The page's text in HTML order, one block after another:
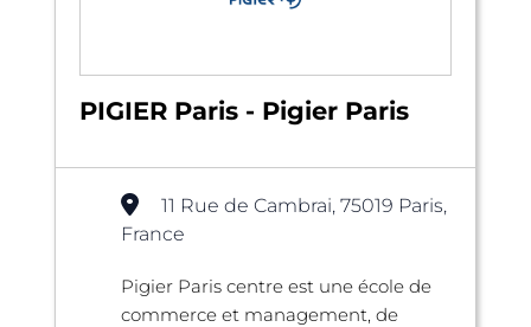
PIGIER Paris - Pigier Paris
11 Rue de Cambrai, 75019 Paris,
France
Pigier Paris centre est une école de
commerce et management, de